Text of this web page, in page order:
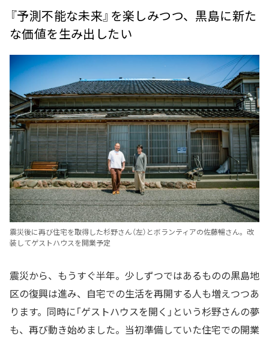
『予測不能な未来』を楽しみつつ、黒島に新た
な価値を生み出したい
震災後に再び住宅を取得した杉野さん（左）とボランティアの佐藤暢さん。改
装してゲストハウスを開業予定
震災から、もうすぐ半年。少しずつではあるものの黒島地
区の復興は進み、自宅での生活を再開する人も増えつつあ
ります。同時に「ゲストハウスを開く」という杉野さんの夢
も、再び動き始めました。当初準備していた住宅での開業